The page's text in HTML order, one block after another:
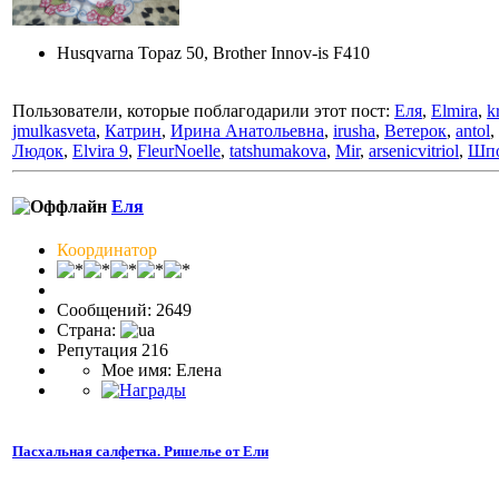
Husqvarna Topaz 50, Brother Innov-is F410
Пользователи, которые поблагодарили этот пост: Еля, Elmira,
jmulkasveta, Катрин, Ирина Анатольевна, irusha, Ветерок, antol,
Людок, Elvira 9, FleurNoelle, tatshumakova, Mir, arsenicvitriol,
Еля
Координатор
Сообщений: 2649
Страна:
Репутация 216
Мое имя: Елена
Пасхальная салфетка. Ришелье от Ели